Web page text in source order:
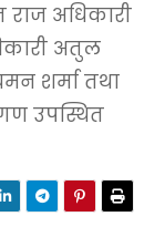
राज अधिकारी
अतुल
शर्मा तथा
उपस्थित